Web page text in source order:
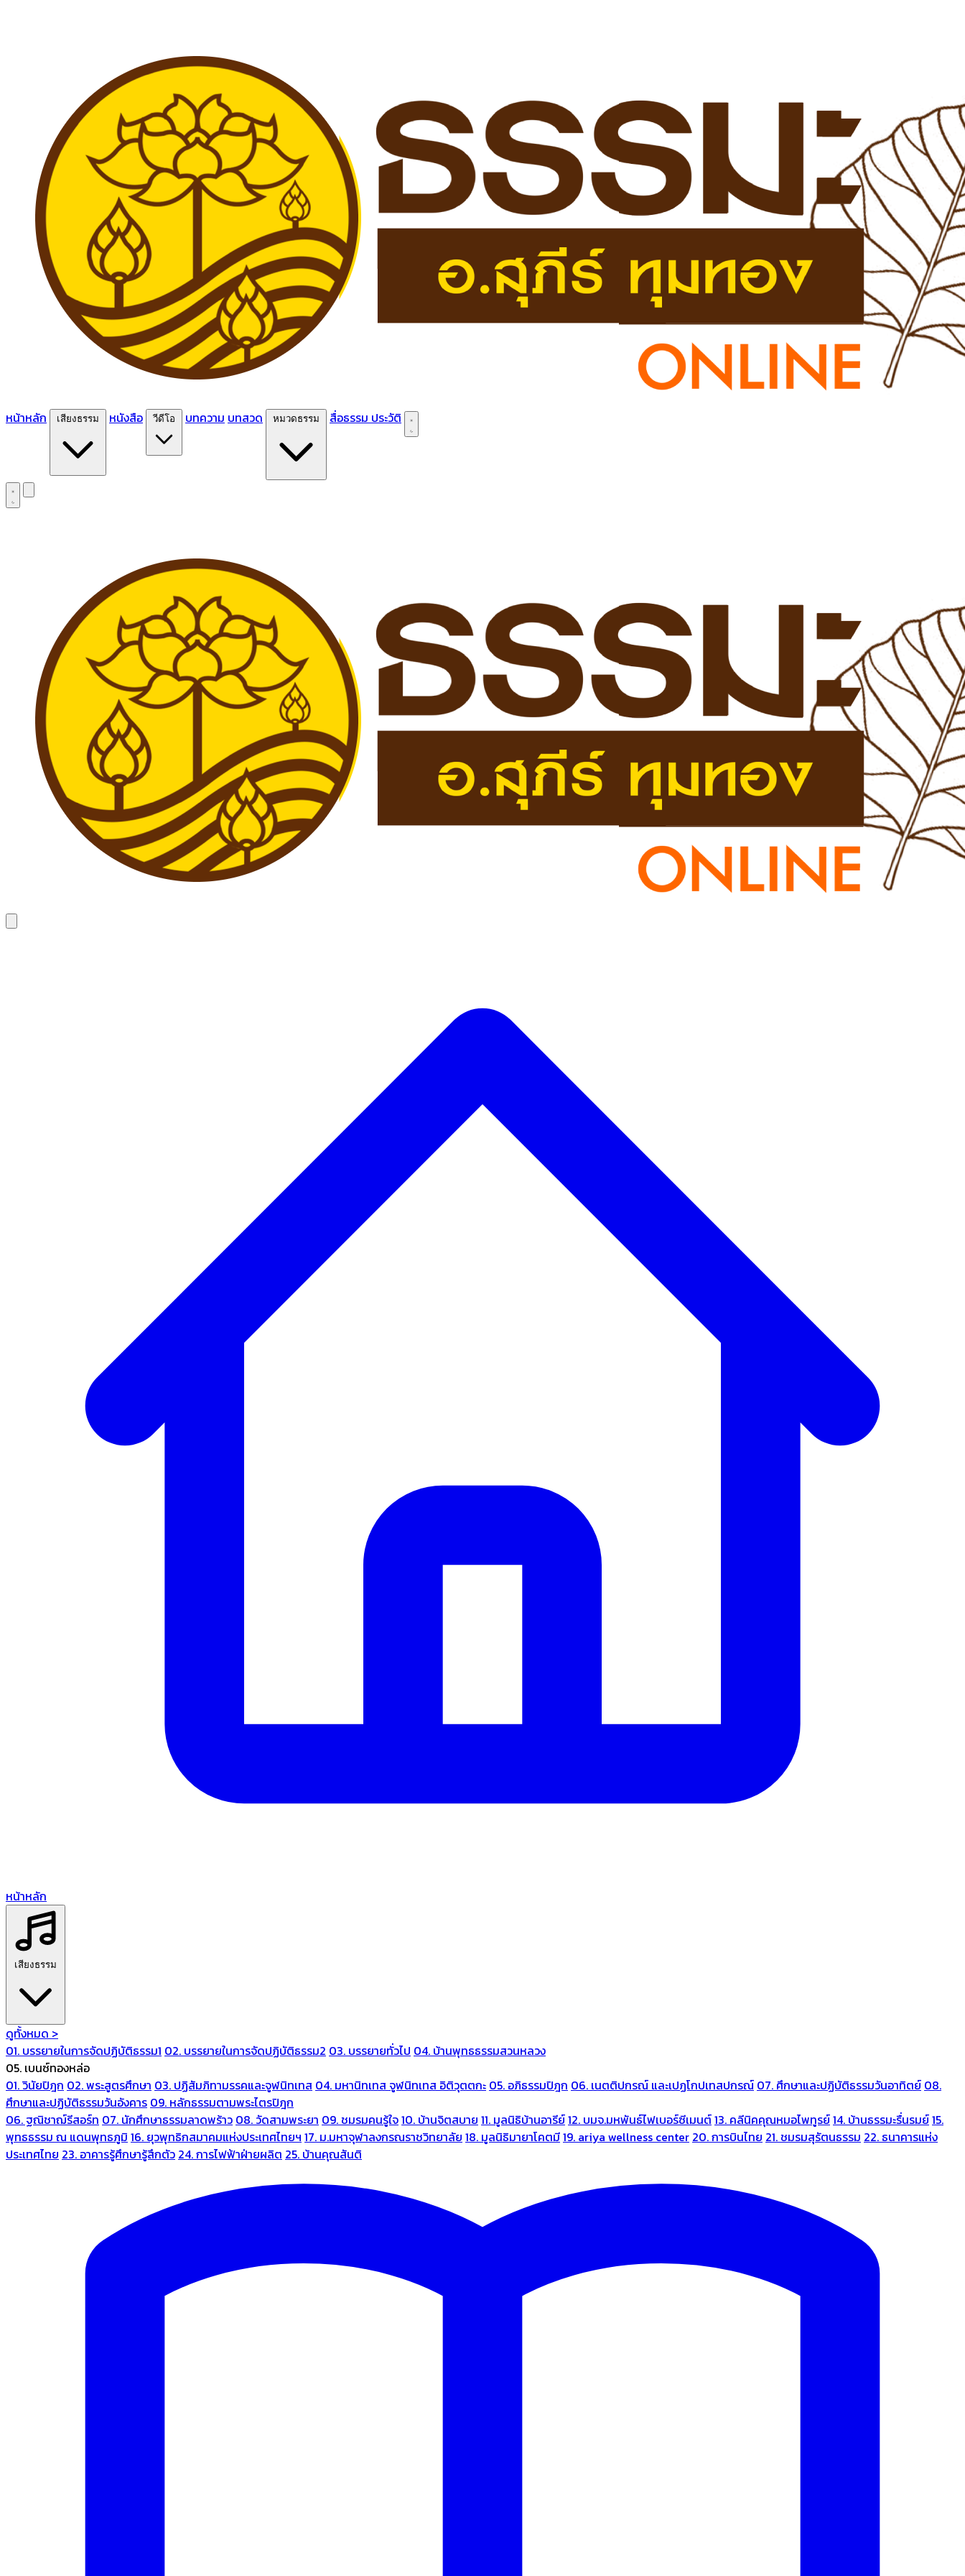
หน้าหลัก หนังสือ บทความ บทสวด สื่อธรรม ประวัติ
หน้าหลัก
เสียงธรรม
ดูทั้งหมด >
01. บรรยายในการจัดปฏิบัติธรรม1 02. บรรยายในการจัดปฏิบัติธรรม2 03. บรรยายทั่วไป 04. บ้านพุทธธรรมสวนหลวง
05. เบนซ์ทองหล่อ
01. วินัยปิฎก 02. พระสูตรศึกษา 03. ปฏิสัมภิทามรรคและจูฬนิทเทส 04. มหานิทเทส จูฬนิทเทส อิติวุตตกะ 05. อภิธรรมปิฎก 06. เนตติปกรณ์ และเปฏโกปเทสปกรณ์ 07. ศึกษาและปฏิบัติธรรมวันอาทิตย์ 08.
ศึกษาและปฏิบัติธรรมวันอังคาร 09. หลักธรรมตามพระไตรปิฎก
06. ฐณิชาฌ์รีสอร์ท 07. นักศึกษาธรรมลาดพร้าว 08. วัดสามพระยา 09. ชมรมคนรู้ใจ10. บ้านจิตสบาย 11. มูลนิธิบ้านอารีย์12. บมจ.มหพันธ์ไฟเบอร์ซีเมนต์13. คลีนิคคุณหมอไพทูรย์14. บ้านธรรมะรื่นรมย์15.
พุทธธรรม ณ แดนพุทธภูมิ 16. ยุวพุทธิกสมาคมแห่งประเทศไทยฯ 17. ม.มหาจุฬาลงกรณราชวิทยาลัย 18. มูลนิธิมายาโคตมี19. ariya wellness center 20. การบินไทย 21. ชมรมสุรัตนธรรม 22. ธนาคารแห่ง
ประเทศไทย 23. อาคารรู้ศึกษารู้สึกตัว 24. การไฟฟ้าฝ่ายผลิต 25. บ้านคุณสันติ